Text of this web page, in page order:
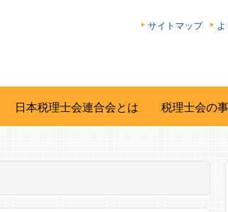
サイトマップ
日本税理士会連合会とは 税理士会の